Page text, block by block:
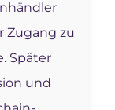
Zugang zu
Später
und